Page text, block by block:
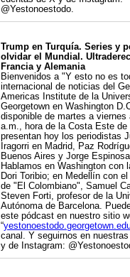
@Yestonoestodo.
Trump en Turquía. Series y
olvidar el Mundial.
Francia y Alemania
Bienvenidos a "Y esto no es
internacional de noticias del
Americas Institute de la
Georgetown en Washington
disponible de martes a viernes
a.m., hora de la Costa Este
presentan hoy los periodistas
Iragorri en Madrid, Paz
Buenos Aires y Jorge
Hablamos en Washington con
Dori Toribio; en Medellín con
de "El Colombiano", Samuel
Steven Forti, profesor de la
Autónoma de Barcelona.
este pódcast en nuestro sitio
“
canal. Y seguirnos en
y de Instagram: